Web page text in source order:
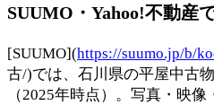
SUUMO・Yahoo!不動産
[SUUMO](https://suumo.jp/b/
古/)では、石川県の平屋中古
（2025年時点）。写真・映